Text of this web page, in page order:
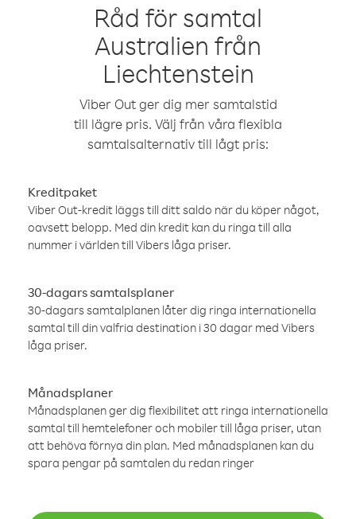
Råd för samtal
Australien från
Liechtenstein
Viber Out ger dig mer samtalstid
till lägre pris. Välj från våra flexibla
samtalsalternativ till lågt pris:
Kreditpaket
Viber Out-kredit läggs till ditt saldo när du köper något,
oavsett belopp. Med din kredit kan du ringa till alla
nummer i världen till Vibers låga priser.
30-dagars samtalsplaner
30-dagars samtalplanen låter dig ringa internationella
samtal till din valfria destination i 30 dagar med Vibers
låga priser.
Månadsplaner
Månadsplanen ger dig flexibilitet att ringa internationella
samtal till hemtelefoner och mobiler till låga priser, utan
att behöva förnya din plan. Med månadsplanen kan du
spara pengar på samtalen du redan ringer